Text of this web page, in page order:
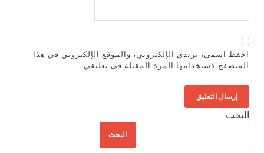
احفظ اسمي، بريدي الإلكتروني، والموقع الإلكتروني في هذا
المتصفح لاستخدامها المرة المقبلة في تعليقي.
البحث
البحث